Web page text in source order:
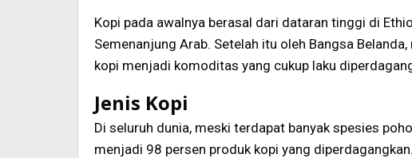
Kopi pada awalnya berasal dari dataran tinggi di
Semenanjung Arab. Setelah itu oleh Bangsa
kopi menjadi komoditas yang cukup laku
Jenis Kopi
Di seluruh dunia, meski terdapat banyak spesies
menjadi 98 persen produk kopi yang